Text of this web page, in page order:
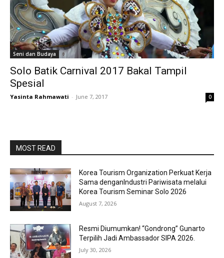
Seni dan Budaya
Solo Batik Carnival 2017 Bakal Tampil
Spesial
Yasinta Rahmawati - June 7, 2017 0
MOST READ
Korea Tourism Organization Perkuat Kerja
Sama denganIndustri Pariwisata melalui
Korea Tourism Seminar Solo 2026
August 7, 2026
Resmi Diumumkan! “Gondrong” Gunarto
Terpilih Jadi Ambassador SIPA 2026.
July 30, 2026